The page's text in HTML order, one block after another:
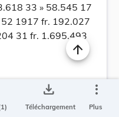
33 » 58.545 17
1917 fr. 192.027
31 fr. 1.695.493
des
save_alt
Téléchargement
more_vert
Plus